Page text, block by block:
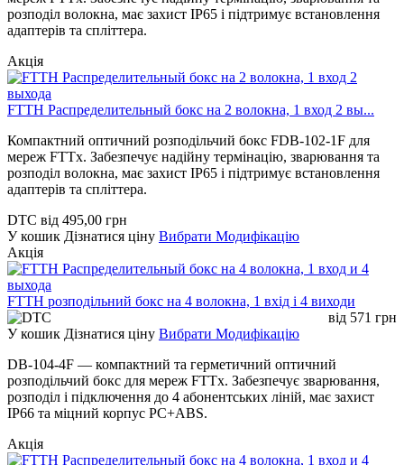
розподіл волокна, має захист IP65 і підтримує встановлення
адаптерів та спліттера.
Акція
FTTH Распределительный бокс на 2 волокна, 1 вход 2 вы...
Компактний оптичний розподільчий бокс FDB-102-1F для
мереж FTTx. Забезпечує надійну термінацію, зварювання та
розподіл волокна, має захист IP65 і підтримує встановлення
адаптерів та спліттера.
DTC від 495,00 грн
У кошик Дізнатися ціну Вибрати Модифікацію
Акція
FTTH розподільний бокс на 4 волокна, 1 вхід і 4 виходи
від 571 грн
У кошик Дізнатися ціну Вибрати Модифікацію
DB-104-4F — компактний та герметичний оптичний
розподільчий бокс для мереж FTTx. Забезпечує зварювання,
розподіл і підключення до 4 абонентських ліній, має захист
IP66 та міцний корпус PC+ABS.
Акція